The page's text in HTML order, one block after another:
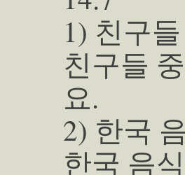
1) 친구
친구들
요.
2) 한국
한국 음